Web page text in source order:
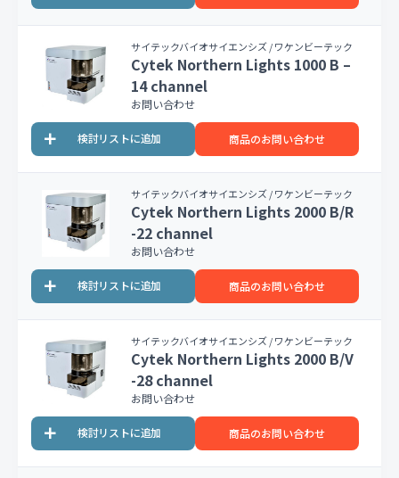
サイテックバイオサイエンシズ / ワケンビーテック
Cytek Northern Lights 1000 B –
14 channel
お問い合わせ
商品のお問い合わせ
サイテックバイオサイエンシズ / ワケンビーテック
Cytek Northern Lights 2000 B/R
-22 channel
お問い合わせ
商品のお問い合わせ
サイテックバイオサイエンシズ / ワケンビーテック
Cytek Northern Lights 2000 B/V
-28 channel
お問い合わせ
商品のお問い合わせ